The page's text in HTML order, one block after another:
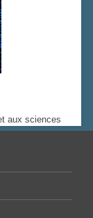
aux sciences